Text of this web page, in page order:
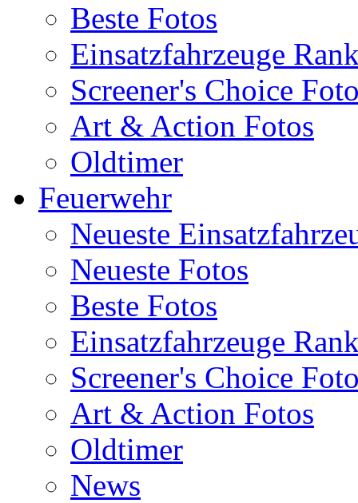
Beste Fotos
Einsatzfahrzeuge
Screener's Choice
Art & Action Fotos
Oldtimer
Feuerwehr
Neueste
Neueste Fotos
Beste Fotos
Einsatzfahrzeuge
Screener's Choice
Art & Action Fotos
Oldtimer
News